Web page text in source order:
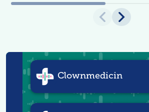
Clownmedicin